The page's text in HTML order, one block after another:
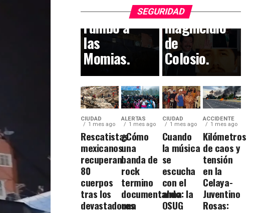
SEGURIDAD
callejón
rumbo a
las
Momias.
en el
magnicidio
de
Colosio.
CIUDAD
1 mes ago
Rescatistas
mexicanos
recuperan
80
cuerpos
tras los
devastadores
ALERTAS
1 mes ago
¿Cómo
una
banda de
rock
termino
documentando
una
CIUDAD
1 mes ago
Cuando
la música
se
escucha
con el
alma: la
OSUG
ACCIDENTE
1 mes ago
Kilómetros
de caos y
tensión
en la
Celaya-
Juventino
Rosas: